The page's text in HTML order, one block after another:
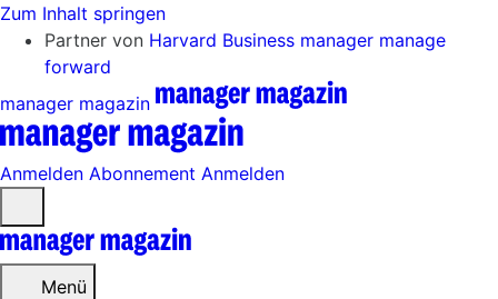
Zum Inhalt springen
Partner von Harvard Business manager manage
forward
manager magazin
Anmelden Abonnement Anmelden
öffnen
Menü